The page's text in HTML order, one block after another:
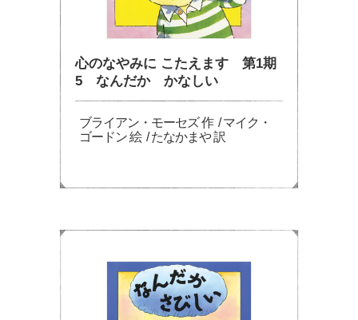
心のなやみに こたえます 第1期
5 なんだか かなしい
ブライアン・モーセズ 作 / マイク・
ゴードン 絵 / たなかまや 訳